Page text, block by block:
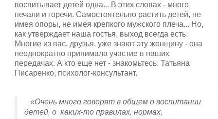
воспитывает детей одна... В этих словах - много
печали и горечи. Самостоятельно растить детей, не
имея опоры, не имея крепкого мужского плеча... Но,
как утверждает наша гостья, выход всегда есть.
Многие из вас, друзья, уже знают эту женщину - она
​​неоднократно принимала участие в наших
передачах. А кто еще нет - знакомьтесь: Татьяна
Писаренко, психолог-консультант.
«Очень много говорят в общем о воспитании
детей, о каких-то правилах, нормах,